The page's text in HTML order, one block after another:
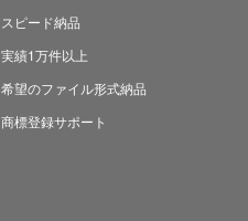
スピード納品
実績1万件以上
希望のファイル形式納品
商標登録サポート